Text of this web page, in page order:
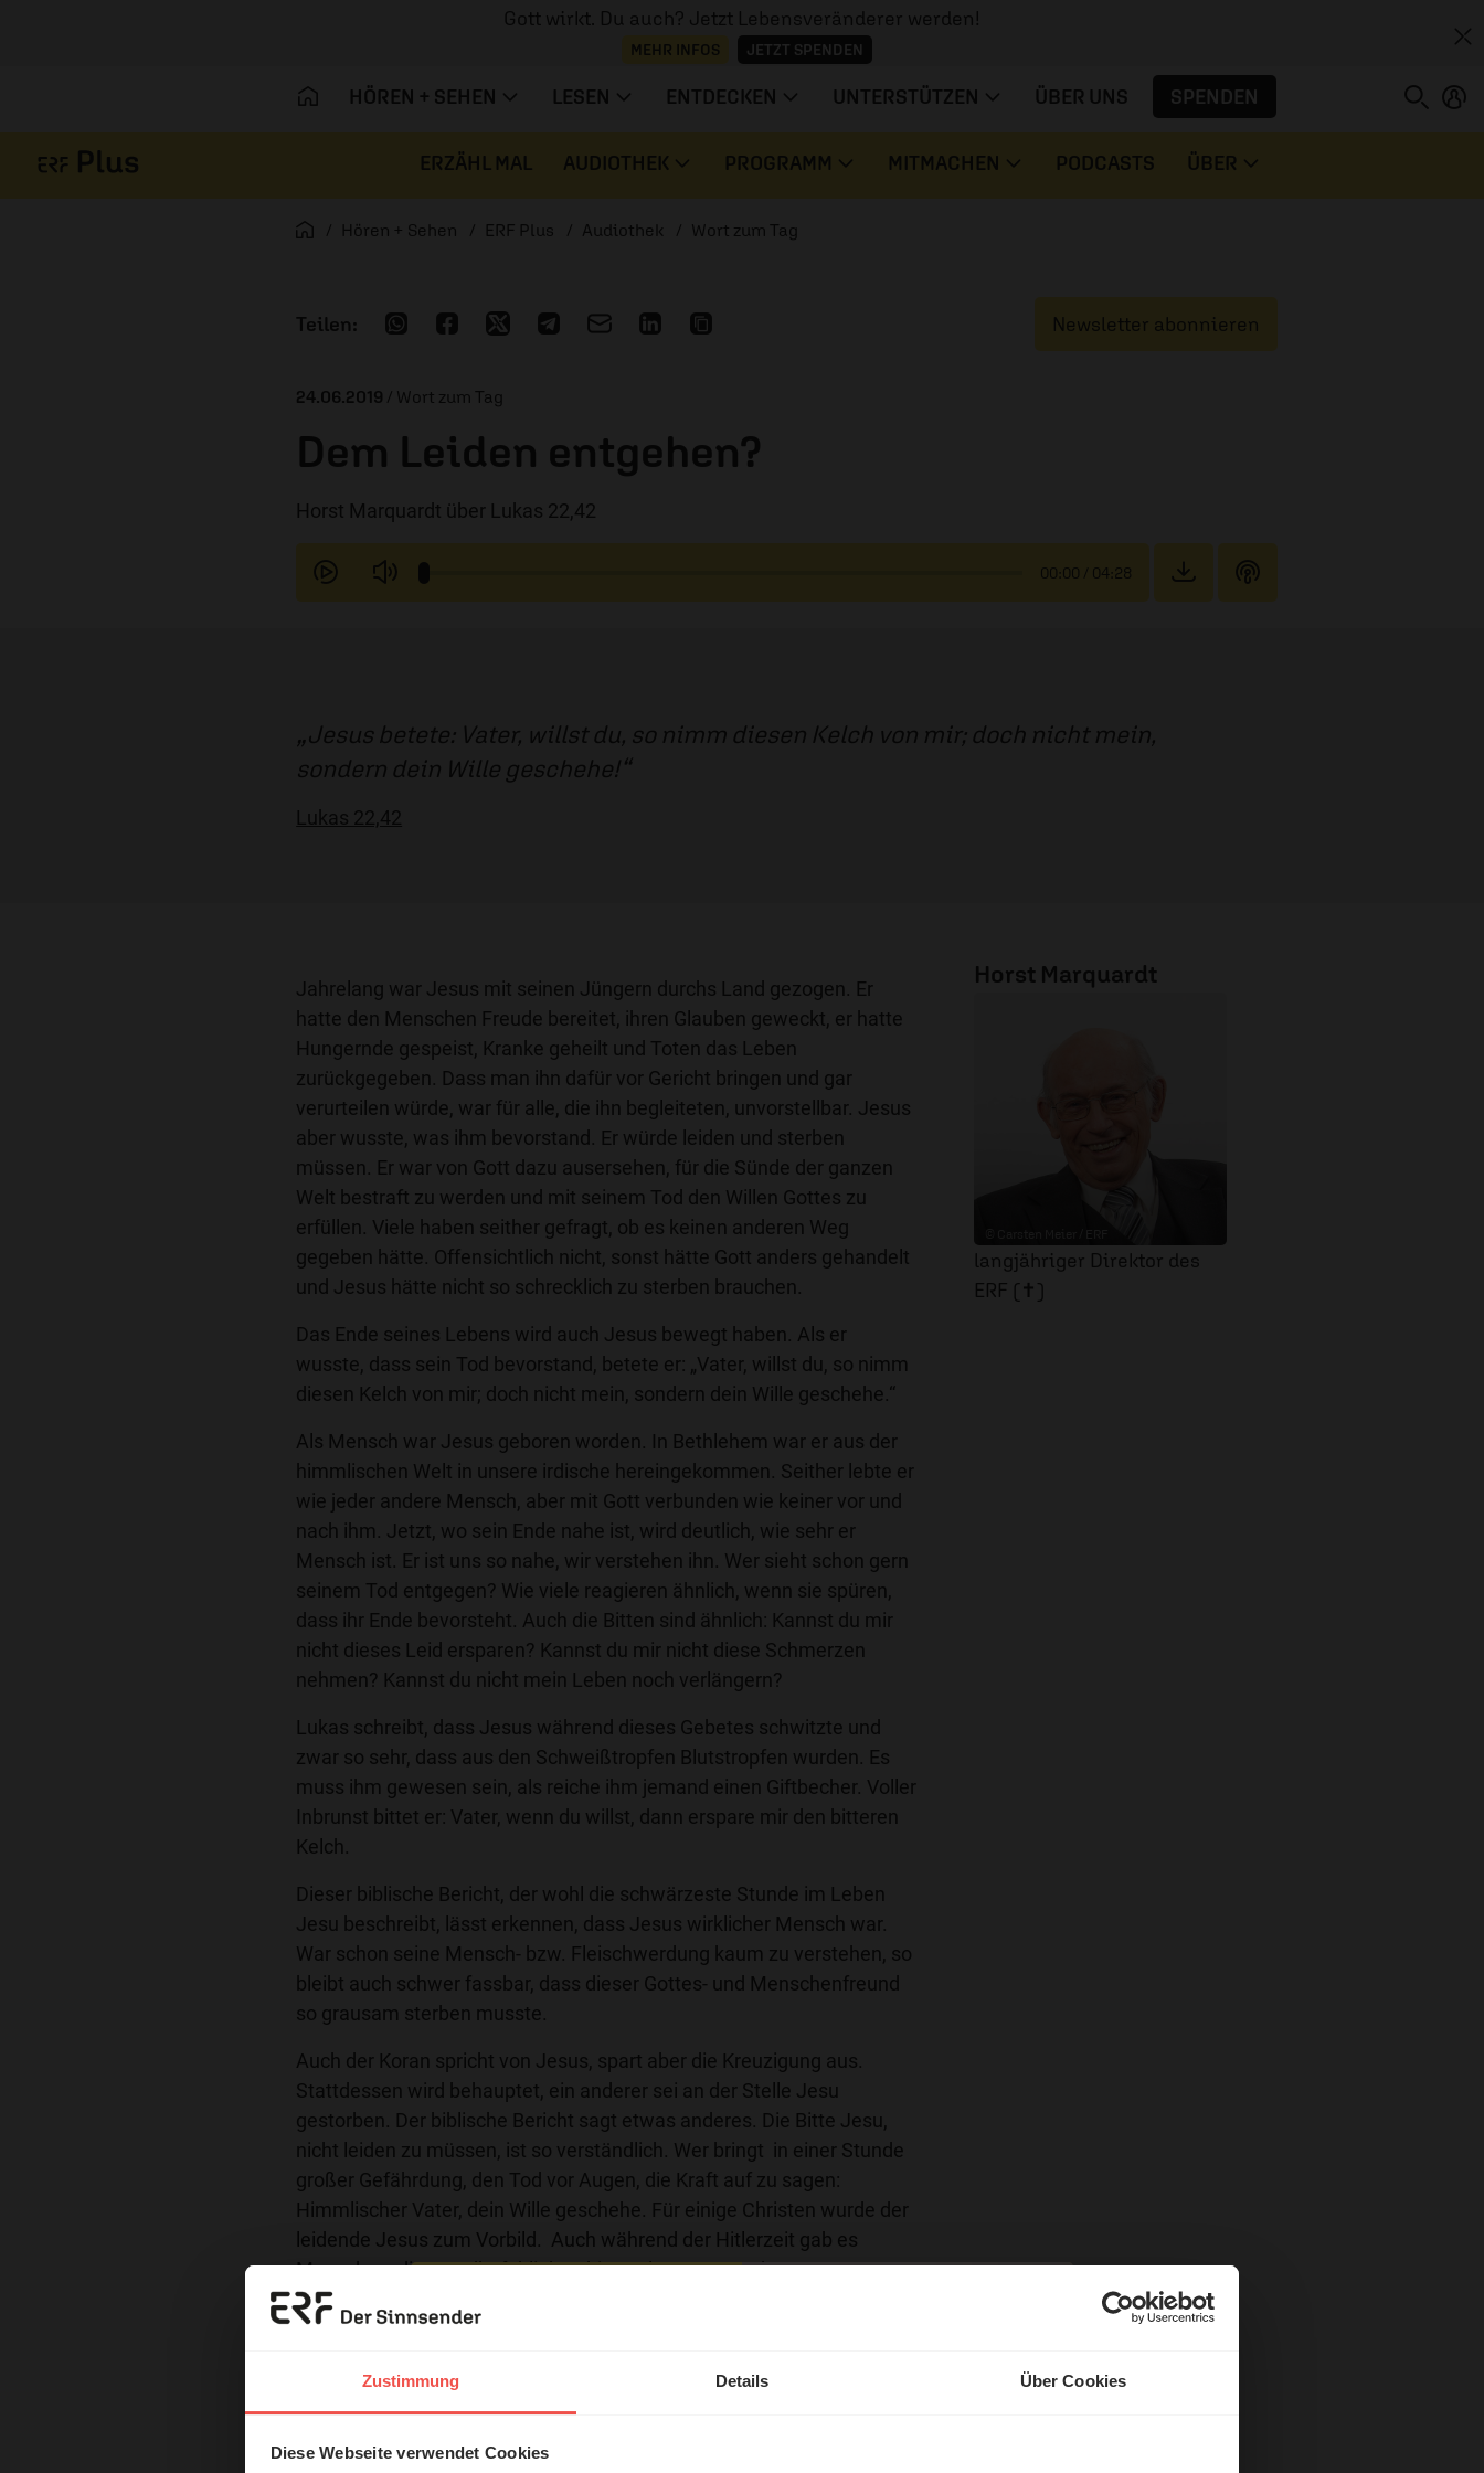
Zustimmung Details Über Cookies
Diese Webseite verwendet Cookies
Gott wirkt. Du auch? Jetzt Lebensveränderer werden!
MEHR INFOS JETZT SPENDEN
HÖREN + SEHEN LESEN ENTDECKEN UNTERSTÜTZEN ÜBER UNS SPENDEN
ERZÄHL MAL AUDIOTHEK PROGRAMM MITMACHEN PODCASTS ÜBER
Startseite
Hören + Sehen ERF Plus Audiothek Wort zum Tag
Newsletter abonnieren
24.06.2019 / Wort zum Tag
Dem Leiden entgehen?
Horst Marquardt über Lukas 22,42
00:00 / 04:28
Jesus betete: Vater, willst du, so nimm diesen Kelch von mir; doch nicht mein,
sondern dein Wille geschehe!
Lukas 22,42
Jahrelang war Jesus mit seinen Jüngern durchs Land gezogen. Er
hatte den Menschen Freude bereitet, ihren Glauben geweckt, er hatte
Hungernde gespeist, Kranke geheilt und Toten das Leben
zurückgegeben. Dass man ihn dafür vor Gericht bringen und gar
verurteilen würde, war für alle, die ihn begleiteten, unvorstellbar. Jesus
aber wusste, was ihm bevorstand. Er würde leiden und sterben
müssen. Er war von Gott dazu ausersehen, für die Sünde der ganzen
Welt bestraft zu werden und mit seinem Tod den Willen Gottes zu
erfüllen. Viele haben seither gefragt, ob es keinen anderen Weg
gegeben hätte. Offensichtlich nicht, sonst hätte Gott anders gehandelt
und Jesus hätte nicht so schrecklich zu sterben brauchen.
Das Ende seines Lebens wird auch Jesus bewegt haben. Als er
wusste, dass sein Tod bevorstand, betete er: „Vater, willst du, so nimm
diesen Kelch von mir; doch nicht mein, sondern dein Wille geschehe.“
Als Mensch war Jesus geboren worden. In Bethlehem war er aus der
himmlischen Welt in unsere irdische hereingekommen. Seither lebte er
wie jeder andere Mensch, aber mit Gott verbunden wie keiner vor und
nach ihm. Jetzt, wo sein Ende nahe ist, wird deutlich, wie sehr er
Mensch ist. Er ist uns so nahe, wir verstehen ihn. Wer sieht schon gern
seinem Tod entgegen? Wie viele reagieren ähnlich, wenn sie spüren,
dass ihr Ende bevorsteht. Auch die Bitten sind ähnlich: Kannst du mir
nicht dieses Leid ersparen? Kannst du mir nicht diese Schmerzen
nehmen? Kannst du nicht mein Leben noch verlängern?
Lukas schreibt, dass Jesus während dieses Gebetes schwitzte und
zwar so sehr, dass aus den Schweißtropfen Blutstropfen wurden. Es
muss ihm gewesen sein, als reiche ihm jemand einen Giftbecher. Voller
Inbrunst bittet er: Vater, wenn du willst, dann erspare mir den bitteren
Kelch.
Dieser biblische Bericht, der wohl die schwärzeste Stunde im Leben
Jesu beschreibt, lässt erkennen, dass Jesus wirklicher Mensch war.
War schon seine Mensch- bzw. Fleischwerdung kaum zu verstehen, so
bleibt auch schwer fassbar, dass dieser Gottes- und Menschenfreund
so grausam sterben musste.
Auch der Koran spricht von Jesus, spart aber die Kreuzigung aus.
Stattdessen wird behauptet, ein anderer sei an der Stelle Jesu
gestorben. Der biblische Bericht sagt etwas anderes. Die Bitte Jesu,
nicht leiden zu müssen, ist so verständlich. Wer bringt in einer Stunde
großer Gefährdung, den Tod vor Augen, die Kraft auf zu sagen:
Himmlischer Vater, dein Wille geschehe. Für einige Christen wurde der
leidende Jesus zum Vorbild. Auch während der Hitlerzeit gab es
Menschen, die standhaft blieben bis zur letzten Stunde.
Im April 1945 wurde Friedrich Justus Perels in Berlin aus seine
Straße erschossen. Kurz vor seinem Tod schrieb er an seine Frau:
„Heute, am Karfreitag, steht der ganze Trost des Kreuzes Jesu Christi
Gewissheit, dass er für unsere Sünden dahingegeben ist und dass wir
Horst Marquardt
langjähriger Direktor des
ERF (✝)
Erzähl mal!
Das erleben unsere Hörerinnen
und Hörer mit Gott ...